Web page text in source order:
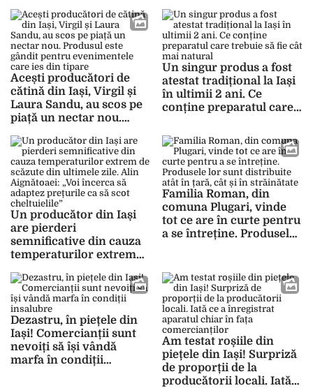
Acești producători de
cătină din Iași, Virgil și
Laura Sandu, au scos pe
piață un nectar nou.
pentru evenimentele
care ies din tipare
Un singur produs a fost
atestat tradițional la Iași
în ultimii 2 ani. Ce
conține preparatul care
natural
Un producător din Iași
are pierderi
semnificative din cauza
temperaturilor extrem
zile. Alin Aignătoaei: „Voi
încerca să adaptez
prețurile ca să scot
cheltuielile”
Familia Roman, din
comuna Plugari, vinde
tot ce are în curte pentru
a se întreține. Produsele
străinătate
Dezastru, în piețele din
Iași! Comercianții sunt
nevoiți să își vândă
marfa în condiții
Am testat roșiile din
piețele din Iași! Surpriză
de proporții de la
producătorii locali. Iată